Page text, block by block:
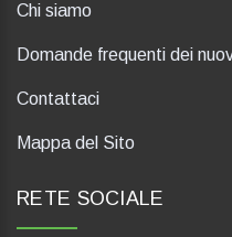
Chi siamo
Domande frequenti dei
Contattaci
Mappa del Sito
RETE SOCIALE